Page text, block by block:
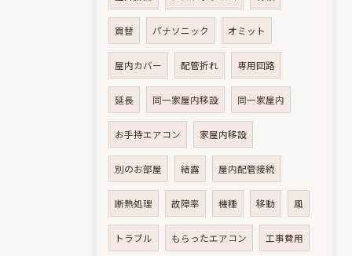
買替 パナソニック オミット
屋内カバー 配管折れ 専用回路
延長 同一家屋内移設 同一家屋内
お手持エアコン 家屋内移設
別のお部屋 結露 屋内配管接続
断熱処理 故障率 機種 移動 風
トラブル もらったエアコン 工事費用